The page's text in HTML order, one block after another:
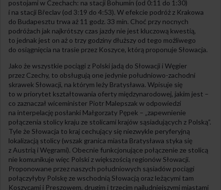
postojami w Czechach: na stacji Bohumín (od 0:11 do 1:30)
i na stacji Břeclav (od 3:19 do 4:53). W efekcie podróż z Krakowa
do Budapesztu trwa aż 11 godz. 33 min. Choć przy nocnych
podróżach jak najkrótszy czas jazdy nie jest kluczową kwestią,
to jednak jest on aż o trzy godziny dłuższy od tego możliwego
do osiągnięcia na trasie przez Koszyce, którą proponuje Słowacja.
Jako że wszystkie pociągi z Polski jadą do Słowacji i Węgier
przez Czechy, to obsługują one jedynie południowo-zachodni
skrawek Słowacji, na którym leży Bratysława. Wpisuje się
to w priorytet kształtowania oferty międzynarodowej, jakim jest –
co zaznaczał wiceminister Piotr Malepszak w odpowiedzi
na interpelację posłanki Małgorzaty Pępek – „zapewnienie
połączenia stolicy kraju ze stolicami krajów sąsiadujących z Polską”.
Tyle że Słowacja to kraj cechujący się niezwykle peryferyjną
lokalizacją stolicy (wszak granica miasta Bratysława styka się
z Austrią i Węgrami). Obecnie funkcjonujące połączenie ze stolicą
nie komunikuje więc Polski z większością regionów Słowacji.
Proponowane przez naszych południowych sąsiadów pociągi
połączyłyby Polskę ze wschodnią Słowacją oraz leżącymi tam
Koszycami i Preszowem, drugim i trzecim najludniejszymi miastami